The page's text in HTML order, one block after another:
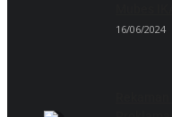
16/06/2024